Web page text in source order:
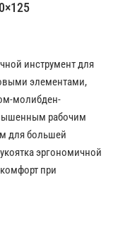
инструмент для
элементами,
молибден-
рабочим
для большей
эргономичной
при